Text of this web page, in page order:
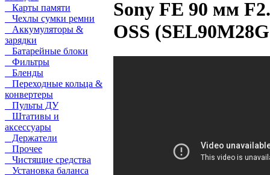
Карты памяти
Чехлы сумки ремни
Аккумуляторы &
зарядки
Батарейные блоки
Фильтры
Бленды
Переходные кольца &
конвертеры
Пульты ДУ
Штативы и
аксессуары
Держатели
Прочее
Чистящие средства
Установка баланса
Sony FE 90 мм
OSS